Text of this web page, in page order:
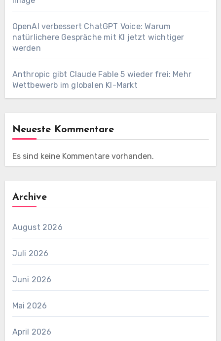
OpenAI verbessert ChatGPT Voice: Warum
natürlichere Gespräche mit KI jetzt wichtiger
werden
Anthropic gibt Claude Fable 5 wieder frei: Mehr
Wettbewerb im globalen KI-Markt
Neueste Kommentare
Es sind keine Kommentare vorhanden.
Archive
August 2026
Juli 2026
Juni 2026
Mai 2026
April 2026